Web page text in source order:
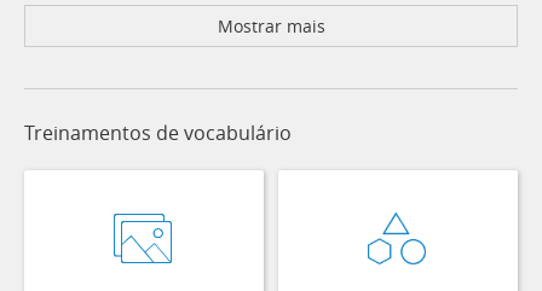
Mostrar mais
Treinamentos de vocabulário